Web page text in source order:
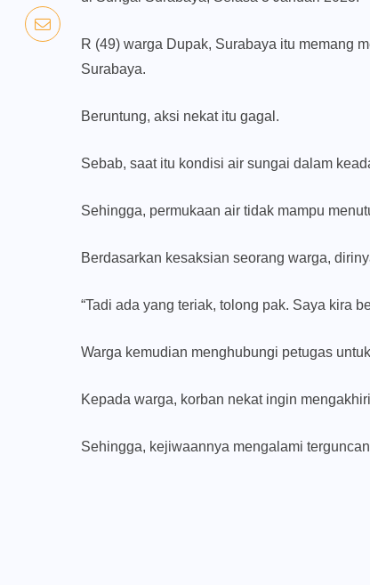
R (49) warga Dupak, Surabaya itu memang
Surabaya.
Beruntung, aksi nekat itu gagal.
Sebab, saat itu kondisi air sungai dalam
Sehingga, permukaan air tidak mampu
Berdasarkan kesaksian seorang warga,
“Tadi ada yang teriak, tolong pak. Saya kira
Warga kemudian menghubungi petugas
Kepada warga, korban nekat ingin
Sehingga, kejiwaannya mengalami